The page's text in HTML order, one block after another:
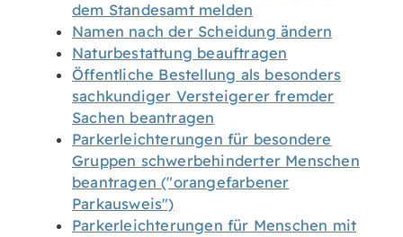
dem Standesamt melden
Namen nach der Scheidung ändern
Naturbestattung beauftragen
Öffentliche Bestellung als besonders
sachkundiger Versteigerer fremder
Sachen beantragen
Parkerleichterungen für besondere
Gruppen schwerbehinderter Menschen
beantragen ("orangefarbener
Parkausweis")
Parkerleichterungen für Menschen mit